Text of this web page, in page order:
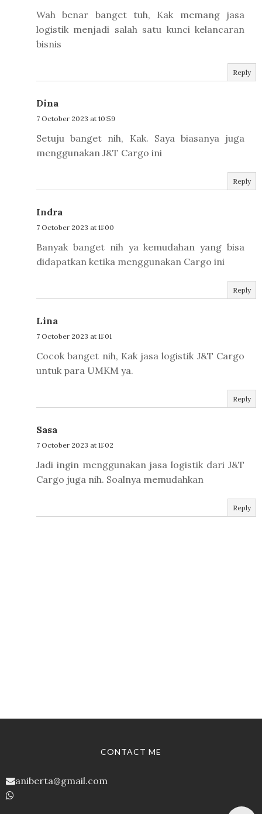
Wah benar banget tuh, Kak memang jasa
logistik menjadi salah satu kunci kelancaran
bisnis
Reply
Dina
7 October 2023 at 10:59
Setuju banget nih, Kak. Saya biasanya juga
menggunakan J&T Cargo ini
Reply
Indra
7 October 2023 at 11:00
Banyak banget nih ya kemudahan yang bisa
didapatkan ketika menggunakan Cargo ini
Reply
Lina
7 October 2023 at 11:01
Cocok banget nih, Kak jasa logistik J&T Cargo
untuk para UMKM ya.
Reply
Sasa
7 October 2023 at 11:02
Jadi ingin menggunakan jasa logistik dari J&T
Cargo juga nih. Soalnya memudahkan
Reply
CONTACT ME
aniberta@gmail.com